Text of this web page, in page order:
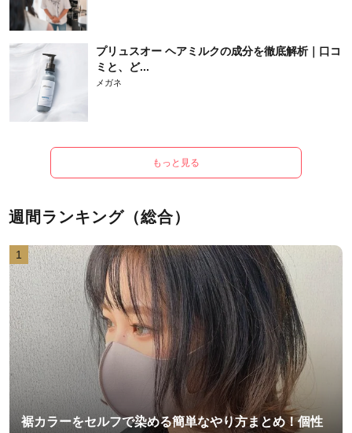
プリュスオー ヘアミルクの成分を徹底解析｜口コ
ミと、ど...
メガネ
もっと見る
週間ランキング（総合）
1
裾カラーをセルフで染める簡単なやり方まとめ！個性